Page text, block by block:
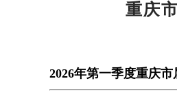
重庆
2026年第一季度重庆